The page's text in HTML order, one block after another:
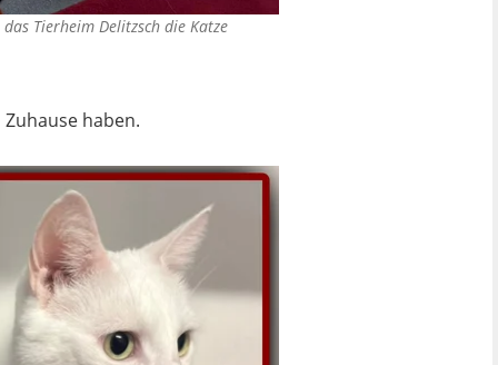
Tierheim Delitzsch die Katze
haben.